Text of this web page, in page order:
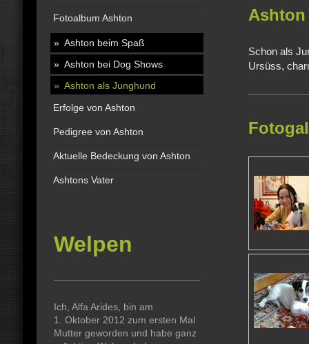
Schon als
Ursüss,
Fotoalbum Ashton
Ashton beim Spaß
Ashton bei Dog Shows
Ashton als Junghund
Erfolge von Ashton
Pedigree von Ashton
Aktuelle Bedeckung von Ashton
Ashtons Vater
Welpen
Ich, Alfa Arides, bin am
1. Oktober 2012 zum ersten Mal
Mutter geworden und habe ganz